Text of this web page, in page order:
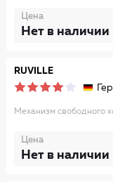
Цена
Нет в наличии
RUVILLE
Механизм свободного
Цена
Нет в наличии